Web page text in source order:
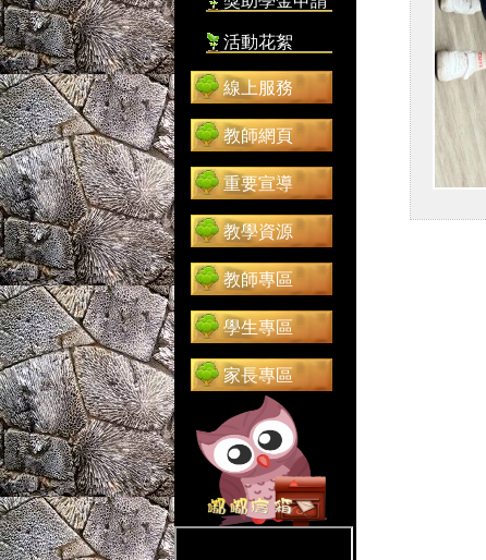
活動花絮
線上服務
教師網頁
重要宣導
教學資源
教師專區
學生專區
家長專區